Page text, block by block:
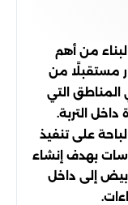
من أهم
مستقبلًا من
المناطق التي
داخل التربة.
على تنفيذ
بهدف إنشاء
إلى داخل